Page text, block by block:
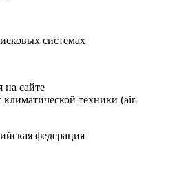
системах
на сайте
климатической техники (air-
федерация